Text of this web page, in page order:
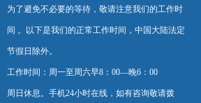
为了避免不必要的等待，敬请注意我们的工作时
间 。以下是我们的正常工作时间，中国大陆法定
节假日除外。
工作时间：周一至周六早8：00—晚6：00
周日休息。手机24小时在线，如有咨询敬请拨